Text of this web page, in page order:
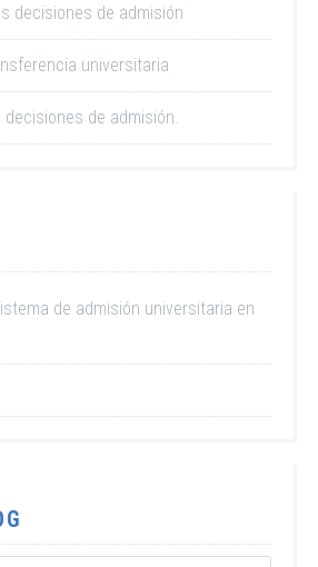
decisiones de admisión
universitaria
de admisión.
de admisión universitaria en